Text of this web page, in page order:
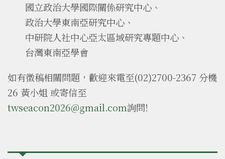
國立政治大學國際關係研究中心、
政治大學東南亞研究中心、
中研院人社中心亞太區域研究專題中心、
台灣東南亞學會
如有徵稿相關問題，歡迎來電至(02)2700-2367 分機
26 黃小姐 或寄信至
twseacon2026@gmail.com詢問!